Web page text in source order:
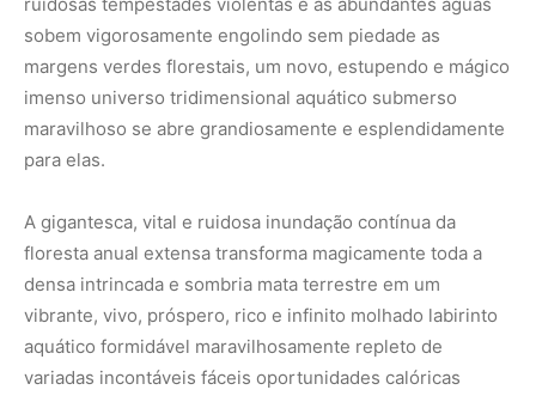
sobem vigorosamente engolindo sem piedade as
margens verdes florestais, um novo, estupendo e mágico
imenso universo tridimensional aquático submerso
maravilhoso se abre grandiosamente e esplendidamente
para elas.
A gigantesca, vital e ruidosa inundação contínua da
floresta anual extensa transforma magicamente toda a
densa intrincada e sombria mata terrestre em um
vibrante, vivo, próspero, rico e infinito molhado labirinto
aquático formidável maravilhosamente repleto de
variadas incontáveis fáceis oportunidades calóricas